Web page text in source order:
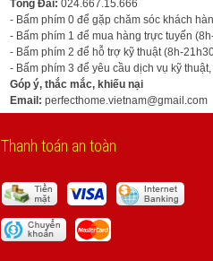
Tổng Đài: 024.667.15.666
- Bấm phím 0 để gặp chăm sóc khách
- Bấm phím 1 để mua hàng trực tuyến
- Bấm phím 2 để hỗ trợ kỹ thuật (8h-
- Bấm phím 3 để yêu cầu dịch vụ kỹ
Góp ý, thắc mắc, khiếu nại
Email: perfecthome.vietnam@gmail.com
Thanh toán an toàn